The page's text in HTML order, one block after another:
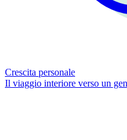
Crescita personale
Il viaggio interiore verso un